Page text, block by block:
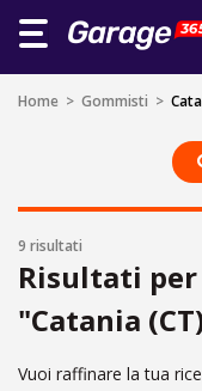
Home > Gommisti >
9 risultati
Risultati
"Catania
Vuoi raffinare la tua